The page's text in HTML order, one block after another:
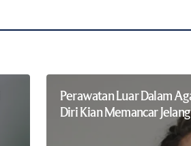
Perawatan Luar Dalam
Diri Kian Memancar